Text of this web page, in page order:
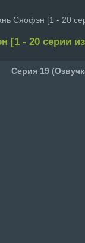
Сяофэн [1 - 20
- 20 серии из
Серия 19